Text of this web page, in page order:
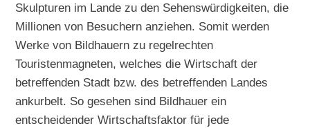
Skulpturen im Lande zu den Sehenswürdigkeiten, die
Millionen von Besuchern anziehen. Somit werden
Werke von Bildhauern zu regelrechten
Touristenmagneten, welches die Wirtschaft der
betreffenden Stadt bzw. des betreffenden Landes
ankurbelt. So gesehen sind Bildhauer ein
entscheidender Wirtschaftsfaktor für jede